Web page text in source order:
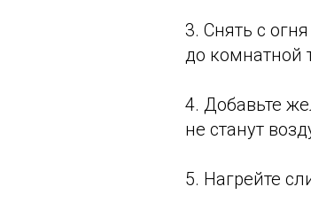
3. Снять с
до комнатной
4. Добавьте
не станут
5. Нагрейте